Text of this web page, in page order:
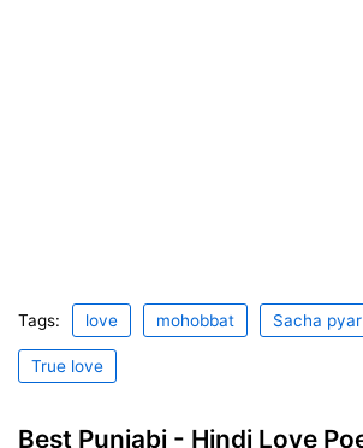
Tags: love mohobbat Sacha pyar
True love
Best Punjabi - Hindi Love